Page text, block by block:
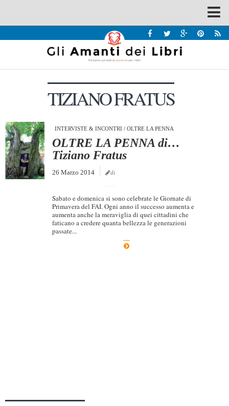
Recensioni
Interviste & Incontri
Chi siamo
Contatti
Eventi
Tabù Festival 2014
TIZIANO FRATUS
INTERVISTE & INCONTRI / OLTRE LA PENNA
OLTRE LA PENNA di…
Tiziano Fratus
26 Marzo 2014 di
Sabato e domenica si sono celebrate le Giornate di
Primavera del FAI. Ogni anno il successo aumenta e
aumenta anche la meraviglia di quei cittadini che
faticano a credere quanta bellezza le generazioni
passate...